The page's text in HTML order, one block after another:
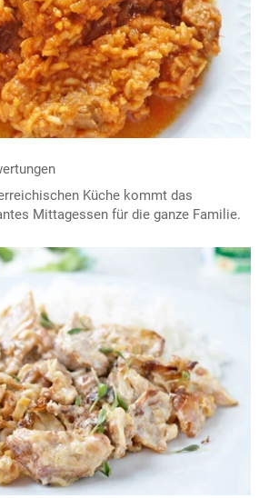
Küche kommt das
Mittagessen für die ganze Familie.